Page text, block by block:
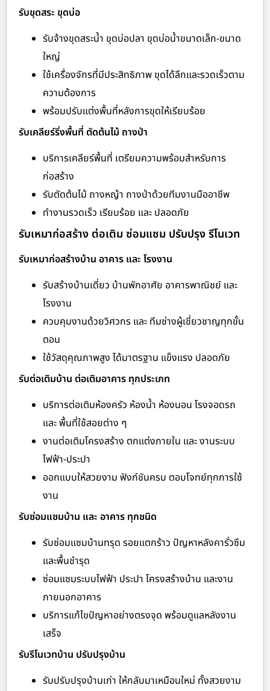
รับขุดสระ ขุดบ่อ
รับจ้างขุดสระน้ำ ขุดบ่อปลา ขุดบ่อน้ำขนาดเล็ก-ขนาด
ใหญ่
ใช้เครื่องจักรที่มีประสิทธิภาพ ขุดได้ลึกและรวดเร็วตาม
ความต้องการ
พร้อมปรับแต่งพื้นที่หลังการขุดให้เรียบร้อย
รับเคลียร์ริ่งพื้นที่ ตัดต้นไม้ ถางป่า
บริการเคลียร์พื้นที่ เตรียมความพร้อมสำหรับการ
ก่อสร้าง
รับตัดต้นไม้ ถางหญ้า ถางป่าด้วยทีมงานมืออาชีพ
ทำงานรวดเร็ว เรียบร้อย และ ปลอดภัย
รับเหมาก่อสร้าง ต่อเติม ซ่อมแซม ปรับปรุง รีโนเวท
รับเหมาก่อสร้างบ้าน อาคาร และ โรงงาน
รับสร้างบ้านเดี่ยว บ้านพักอาศัย อาคารพาณิชย์ และ
โรงงาน
ควบคุมงานด้วยวิศวกร และ ทีมช่างผู้เชี่ยวชาญทุกขั้น
ตอน
ใช้วัสดุคุณภาพสูง ได้มาตรฐาน แข็งแรง ปลอดภัย
รับต่อเติมบ้าน ต่อเติมอาคาร ทุกประเภท
บริการต่อเติมห้องครัว ห้องน้ำ ห้องนอน โรงจอดรถ
และ พื้นที่ใช้สอยต่าง ๆ
งานต่อเติมโครงสร้าง ตกแต่งภายใน และ งานระบบ
ไฟฟ้า-ประปา
ออกแบบให้สวยงาม ฟังก์ชันครบ ตอบโจทย์ทุกการใช้
งาน
รับซ่อมแซมบ้าน และ อาคาร ทุกชนิด
รับซ่อมแซมบ้านทรุด รอยแตกร้าว ปัญหาหลังคารั่วซึม
และพื้นชำรุด
ซ่อมแซมระบบไฟฟ้า ประปา โครงสร้างบ้าน และงาน
ภายนอกอาคาร
บริการแก้ไขปัญหาอย่างตรงจุด พร้อมดูแลหลังงาน
เสร็จ
รับรีโนเวทบ้าน ปรับปรุงบ้าน
รับปรับปรุงบ้านเก่า ให้กลับมาเหมือนใหม่ ทั้งสวยงาม